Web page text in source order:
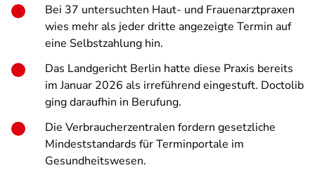
Bei 37 untersuchten Haut- und Frauenarztpraxen
wies mehr als jeder dritte angezeigte Termin auf
eine Selbstzahlung hin.
Das Landgericht Berlin hatte diese Praxis bereits
im Januar 2026 als irreführend eingestuft. Doctolib
ging daraufhin in Berufung.
Die Verbraucherzentralen fordern gesetzliche
Mindeststandards für Terminportale im
Gesundheitswesen.